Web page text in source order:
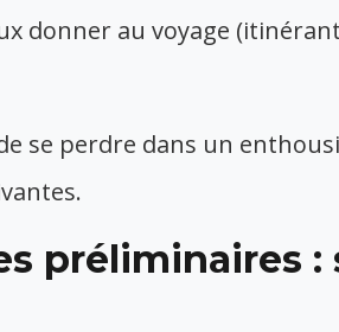
donner au voyage
se perdre dans un
préliminaires